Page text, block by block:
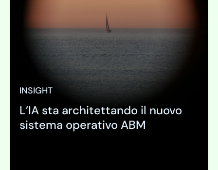
INSIGHT
L’IA sta architettando il nuovo
sistema operativo ABM